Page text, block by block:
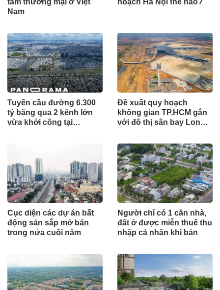
tâm thương mại ở Việt
Nam
hoạch Hà Nội thế nào?
Tuyến cầu đường 6.300
tỷ băng qua 2 kênh lớn
vừa khởi công tại
Đề xuất quy hoạch
không gian TP.HCM gắn
với đô thị sân bay Long
Cục diện các dự án bất
động sản sắp mở bán
trong nửa cuối năm
Người chỉ có 1 căn nhà,
đất ở được miễn thuế thu
nhập cá nhân khi bán